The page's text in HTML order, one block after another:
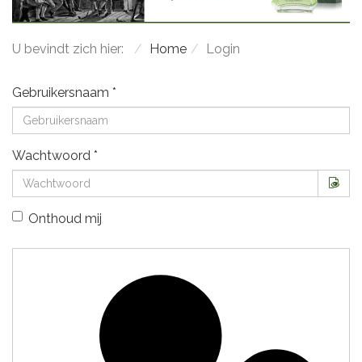
U bevindt zich hier: Home Login
Gebruikersnaam *
Wachtwoord *
Onthoud mij